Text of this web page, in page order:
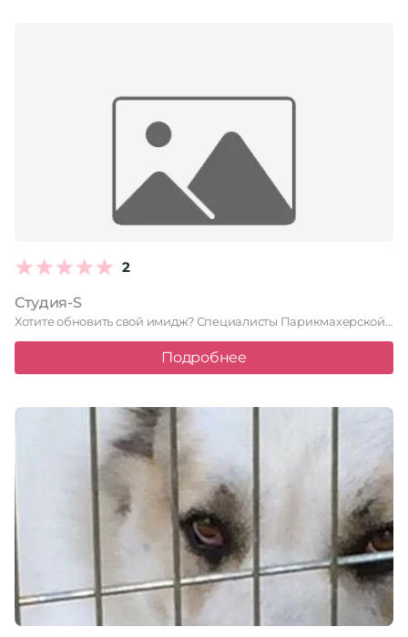
2
Студия-S
Хотите обновить свой имидж?Специалисты Парикмахерской Студия-S помогут вам сделать …
Подробнее